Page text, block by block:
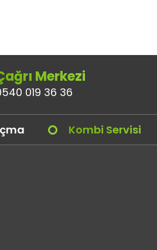
Merkezi
019 36 36
Kombi Servisi